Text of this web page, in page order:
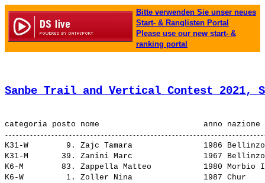
Bitte verwenden Sie unser neues
Start- & Ranglisten Portal
Please use our new start- &
ranking portal
Sanbe Trail and Vertical Contest 2021,
K31-W        9. Zajc Tamara
1986
K31-M       39. Zanini Marc
1967
K6-M        83. Zappella Matteo
1980
K6-W         1. Zoller Nina
1987